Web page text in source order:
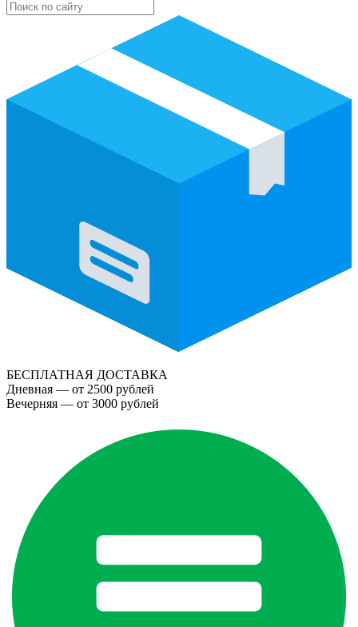
БЕСПЛАТНАЯ ДОСТАВКА
Дневная — от 2500 рублей
Вечерняя — от 3000 рублей